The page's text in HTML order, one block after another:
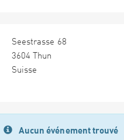
Seestrasse 68
3604 Thun
Suisse
Aucun événement trouvé